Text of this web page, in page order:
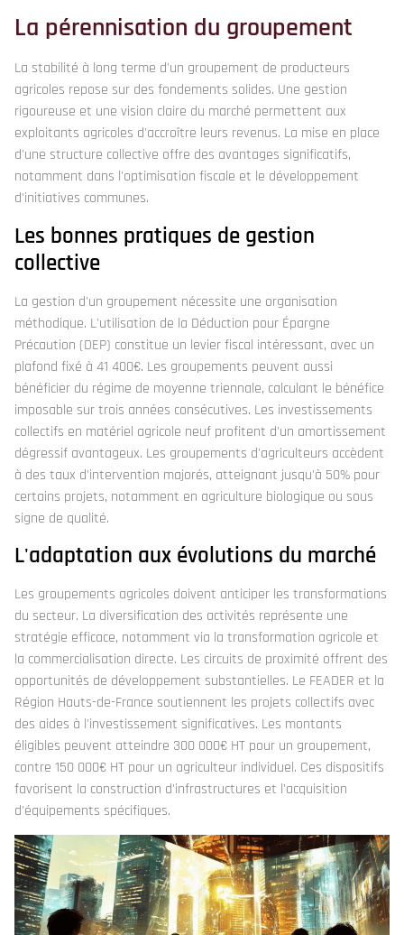
La pérennisation du groupement
La stabilité à long terme d'un groupement de producteurs
agricoles repose sur des fondements solides. Une gestion
rigoureuse et une vision claire du marché permettent aux
exploitants agricoles d'accroître leurs revenus. La mise en place
d'une structure collective offre des avantages significatifs,
notamment dans l'optimisation fiscale et le développement
d'initiatives communes.
Les bonnes pratiques de gestion
collective
La gestion d'un groupement nécessite une organisation
méthodique. L'utilisation de la Déduction pour Épargne
Précaution (DEP) constitue un levier fiscal intéressant, avec un
plafond fixé à 41 400€. Les groupements peuvent aussi
bénéficier du régime de moyenne triennale, calculant le bénéfice
imposable sur trois années consécutives. Les investissements
collectifs en matériel agricole neuf profitent d'un amortissement
dégressif avantageux. Les groupements d'agriculteurs accèdent
à des taux d'intervention majorés, atteignant jusqu'à 50% pour
certains projets, notamment en agriculture biologique ou sous
signe de qualité.
L'adaptation aux évolutions du marché
Les groupements agricoles doivent anticiper les transformations
du secteur. La diversification des activités représente une
stratégie efficace, notamment via la transformation agricole et
la commercialisation directe. Les circuits de proximité offrent des
opportunités de développement substantielles. Le FEADER et la
Région Hauts-de-France soutiennent les projets collectifs avec
des aides à l'investissement significatives. Les montants
éligibles peuvent atteindre 300 000€ HT pour un groupement,
contre 150 000€ HT pour un agriculteur individuel. Ces dispositifs
favorisent la construction d'infrastructures et l'acquisition
d'équipements spécifiques.